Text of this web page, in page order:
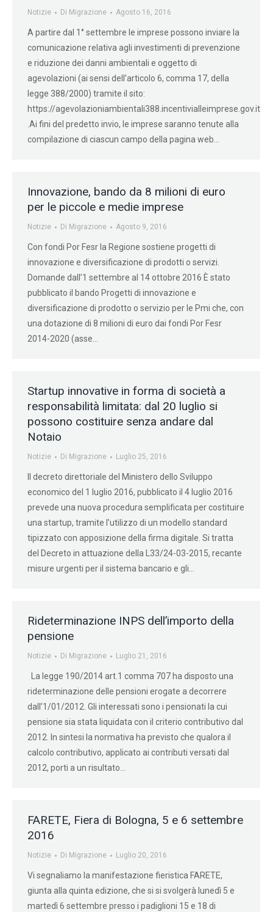
Notizie Di Migrazione Agosto 16, 2016
A partire dal 1° settembre le imprese possono inviare la
comunicazione relativa agli investimenti di prevenzione
e riduzione dei danni ambientali e oggetto di
agevolazioni (ai sensi dell’articolo 6, comma 17, della
legge 388/2000) tramite il sito:
https://agevolazioniambientali388.incentivialleimprese.gov.it
.Ai fini del predetto invio, le imprese saranno tenute alla
compilazione di ciascun campo della pagina web…
Innovazione, bando da 8 milioni di euro
per le piccole e medie imprese
Notizie Di Migrazione Agosto 9, 2016
Con fondi Por Fesr la Regione sostiene progetti di
innovazione e diversificazione di prodotti o servizi.
Domande dall’1 settembre al 14 ottobre 2016 È stato
pubblicato il bando Progetti di innovazione e
diversificazione di prodotto o servizio per le Pmi che, con
una dotazione di 8 milioni di euro dai fondi Por Fesr
2014-2020 (asse…
Startup innovative in forma di società a
responsabilità limitata: dal 20 luglio si
possono costituire senza andare dal
Notaio
Notizie Di Migrazione Luglio 25, 2016
Il decreto direttoriale del Ministero dello Sviluppo
economico del 1 luglio 2016, pubblicato il 4 luglio 2016
prevede una nuova procedura semplificata per costituire
una startup, tramite l’utilizzo di un modello standard
tipizzato con apposizione della firma digitale. Si tratta
del Decreto in attuazione della L33/24-03-2015, recante
misure urgenti per il sistema bancario e gli…
Rideterminazione INPS dell’importo della
pensione
Notizie Di Migrazione Luglio 21, 2016
La legge 190/2014 art.1 comma 707 ha disposto una
rideterminazione delle pensioni erogate a decorrere
dall’1/01/2012. Gli interessati sono i pensionati la cui
pensione sia stata liquidata con il criterio contributivo dal
2012. In sintesi la normativa ha previsto che qualora il
calcolo contributivo, applicato ai contributi versati dal
2012, porti a un risultato…
FARETE, Fiera di Bologna, 5 e 6 settembre
2016
Notizie Di Migrazione Luglio 20, 2016
Vi segnaliamo la manifestazione fieristica FARETE,
giunta alla quinta edizione, che si si svolgerà lunedì 5 e
martedì 6 settembre presso i padiglioni 15 e 18 di